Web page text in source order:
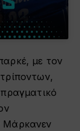
με τον
Μάρκανεν